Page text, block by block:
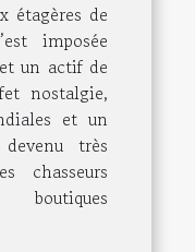
étagères de
imposée
un actif de
nostalgie,
et un
très
chasseurs